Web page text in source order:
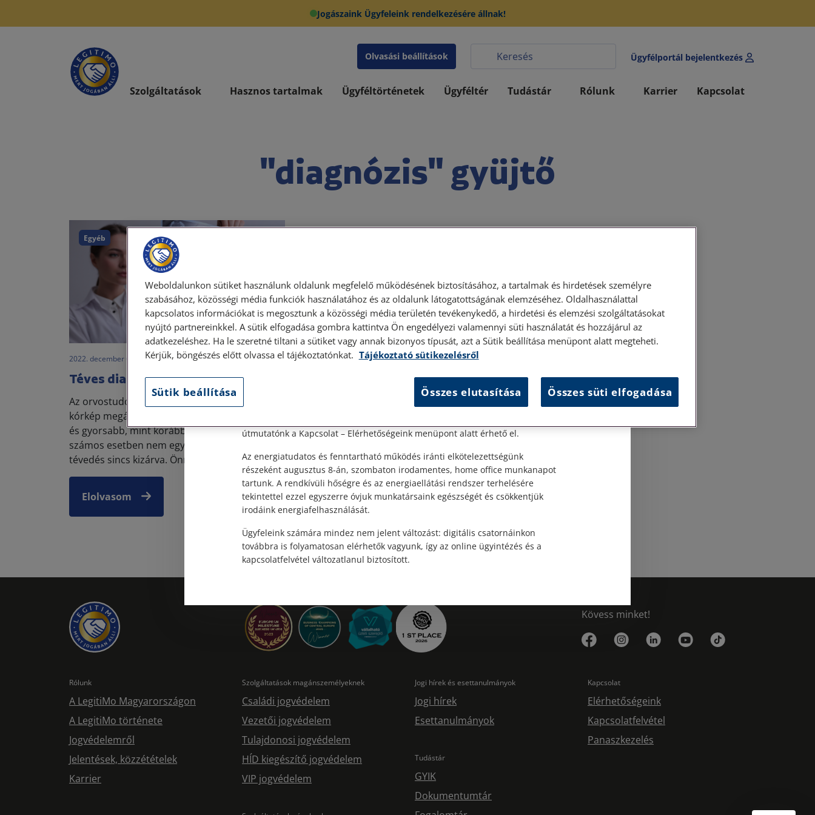
Jogászaink Ügyfeleink rendelkezésére állnak!
Olvasási beállítások Ügyfélportál bejelentkezés
Szolgáltatások Hasznos tartalmak Ügyféltörténetek Ügyféltér Tudástár Rólunk Karrier Kapcsolat
"diagnózis" gyüjtő
Egyéb
2022. december 6. • dr. Gombolai Éva
Téves diagnózis – mit tehetek?
Az orvostudomány fejlődésével sok betegség,
kórkép megállapítása lényegesen egyszerűbb
és gyorsabb, mint korábban. Ennek ellenére
számos esetben nem egyszerű, sajnos a
tévedés sincs kizárva. Önmagá...
Elolvasom
Kövess minket!
Rólunk
A LegitiMo Magyarországon
A LegitiMo története
Jogvédelemről
Jelentések, közzétételek
Karrier
Szolgáltatások magánszemélyeknek
Családi jogvédelem
Vezetői jogvédelem
Tulajdonosi jogvédelem
HÍD kiegészítő jogvédelem
VIP jogvédelem
Jogi hírek és esettanulmányok
Jogi hírek
Esettanulmányok
Tudástár
GYIK
Dokumentumtár
Kapcsolat
Elérhetőségeink
Kapcsolatfelvétel
Panaszkezelés
Személyes ügyfélfogadás
Személyes ügyfélszolgálatunk telefonon történő előzetes időpontegyeztetés
után, szerdai napokon érhető el.
útmutatónk a Kapcsolat – Elérhetőségeink menüpont alatt érhető el.
Az energiatudatos és fenntartható működés iránti elkötelezettségünk
részeként augusztus 8-án, szombaton irodamentes, home office munkanapot
tartunk. A rendkívüli hőségre és az energiaellátási rendszer terhelésére
tekintettel ezzel egyszerre óvjuk munkatársaink egészségét és csökkentjük
irodáink energiafelhasználását.
Ügyfeleink számára mindez nem jelent változást: digitális csatornáinkon
továbbra is folyamatosan elérhetők vagyunk, így az online ügyintézés és a
kapcsolatfelvétel változatlanul biztosított.
Weboldalunkon sütiket használunk oldalunk megfelelő működésének biztosításához, a tartalmak és hirdetések személyre
szabásához, közösségi média funkciók használatához és az oldalunk látogatottságának elemzéséhez. Oldalhasználattal
kapcsolatos információkat is megosztunk a közösségi média területén tevékenykedő, a hirdetési és elemzési szolgáltatásokat
nyújtó partnereinkkel. A sütik elfogadása gombra kattintva Ön engedélyezi valamennyi süti használatát és hozzájárul az
adatkezeléshez. Ha le szeretné tiltani a sütiket vagy annak bizonyos típusát, azt a Sütik beállítása menüpont alatt megteheti.
Kérjük, böngészés előtt olvassa el tájékoztatónkat. Tájékoztató sütikezelésről
Sütik beállítása Összes elutasítása Összes süti elfogadása